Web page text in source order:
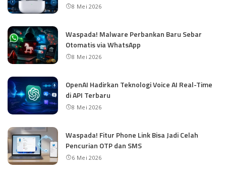
8 Mei 2026
Waspada! Malware Perbankan Baru Sebar
Otomatis via WhatsApp
8 Mei 2026
OpenAI Hadirkan Teknologi Voice AI Real-Time
di API Terbaru
8 Mei 2026
Waspada! Fitur Phone Link Bisa Jadi Celah
Pencurian OTP dan SMS
6 Mei 2026